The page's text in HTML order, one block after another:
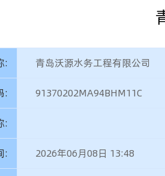
: 青岛沃源水务工程有限公司
: 91370202MA94BHM11C
:
: 2026年06月08日 13:48